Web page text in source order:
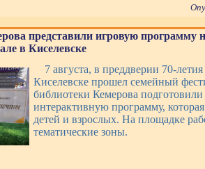
представили игровую программу
в Киселевске
7 августа, в преддверии 70-
Киселевске прошел семейный
библиотеки Кемерова подготовили
интерактивную программу,
детей и взрослых. На площадке
тематические зоны.